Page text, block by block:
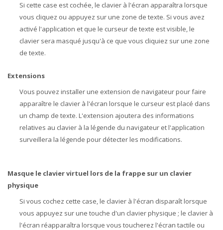
Si cette case est cochée, le clavier à l'écran apparaîtra lorsque
vous cliquez ou appuyez sur une zone de texte. Si vous avez
activé l'application et que le curseur de texte est visible, le
clavier sera masqué jusqu'à ce que vous cliquiez sur une zone
de texte.
Extensions
Vous pouvez installer une extension de navigateur pour faire
apparaître le clavier à l'écran lorsque le curseur est placé dans
un champ de texte. L'extension ajoutera des informations
relatives au clavier à la légende du navigateur et l'application
surveillera la légende pour détecter les modifications.
Masque le clavier virtuel lors de la frappe sur un clavier
physique
Si vous cochez cette case, le clavier à l'écran disparaît lorsque
vous appuyez sur une touche d'un clavier physique ; le clavier à
l'écran réapparaîtra lorsque vous toucherez l'écran tactile ou